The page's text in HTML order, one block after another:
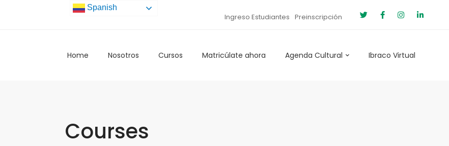
Ingreso Estudiantes Preinscripción
Home Nosotros Cursos Matricúlate ahora Agenda Cultural Ibraco Virtual
Courses
Spanish